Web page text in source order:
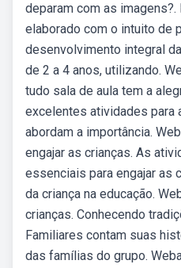
deparam com as
elaborado com o intuito de
desenvolvimento integral
de 2 a 4 anos, utilizando.
tudo sala de aula tem a
excelentes atividades para
abordam a importância.
engajar as crianças. As
essenciais para engajar as
da criança na educação.
crianças. Conhecendo
Familiares contam suas
das famílias do grupo.